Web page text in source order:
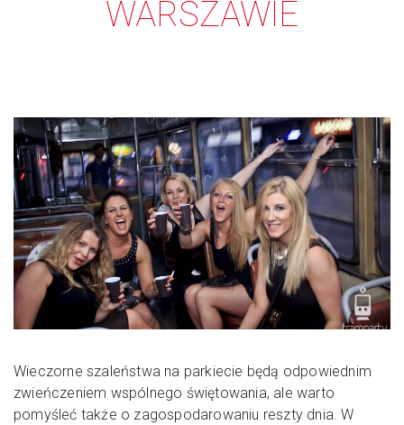
WARSZAWIE
Wieczorne szaleństwa na parkiecie będą odpowiednim
zwieńczeniem wspólnego świętowania, ale warto
pomyśleć także o zagospodarowaniu reszty dnia. W